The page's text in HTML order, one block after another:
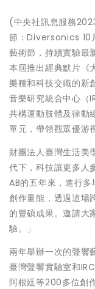
(中央社訊息服務
節：Diversonics 10
藝術節，持續實驗最
本屆推出經典默片《
樂種和科技交織的新
音樂研究統合中心（
共構運動肢體及律動
單元，帶領觀眾優游
財團法人臺灣生活美
代下，科技讓更多人
AB的五年來，進行
創作量能，透過這場
的豐碩成果。邀請大
驗。」
兩年舉辦一次的聲響
臺灣聲響實驗室和
阿根廷等200多位創